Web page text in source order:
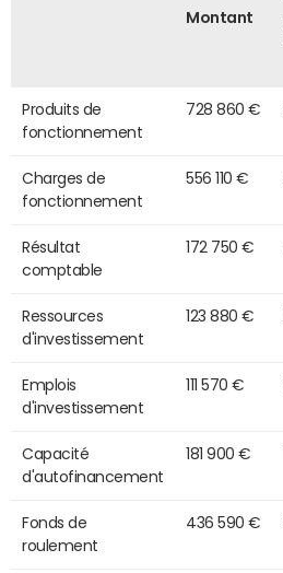
Montant
Produits de
fonctionnement
728 860 €
Charges de
fonctionnement
556 110 €
Résultat
comptable
172 750 €
Ressources
d'investissement
123 880 €
Emplois
d'investissement
111 570 €
Capacité
d'autofinancement
181 900 €
Fonds de
roulement
436 590 €